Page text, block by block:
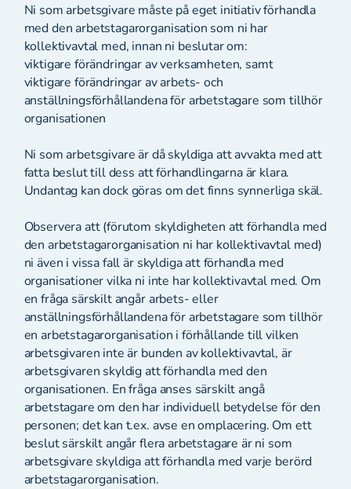
Ni som arbetsgivare måste på eget initiativ förhandla
med den arbetstagarorganisation som ni har
kollektivavtal med, innan ni beslutar om:
viktigare förändringar av verksamheten, samt
viktigare förändringar av arbets- och
anställningsförhållandena för arbetstagare som tillhör
organisationen
Ni som arbetsgivare är då skyldiga att avvakta med att
fatta beslut till dess att förhandlingarna är klara.
Undantag kan dock göras om det finns synnerliga skäl.
Observera att (förutom skyldigheten att förhandla med
den arbetstagarorganisation ni har kollektivavtal med)
ni även i vissa fall är skyldiga att förhandla med
organisationer vilka ni inte har kollektivavtal med. Om
en fråga särskilt angår arbets- eller
anställningsförhållandena för arbetstagare som tillhör
en arbetstagarorganisation i förhållande till vilken
arbetsgivaren inte är bunden av kollektivavtal, är
arbetsgivaren skyldig att förhandla med den
organisationen. En fråga anses särskilt angå
arbetstagare om den har individuell betydelse för den
personen; det kan t.ex. avse en omplacering. Om ett
beslut särskilt angår flera arbetstagare är ni som
arbetsgivare skyldiga att förhandla med varje berörd
arbetstagarorganisation.